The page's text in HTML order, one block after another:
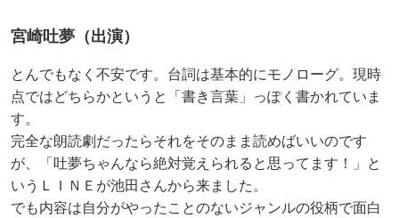
宮崎吐夢（出演）
とんでもなく不安です。台詞は基本的にモノローグ。現時
点ではどちらかというと「書き言葉」っぽく書かれていま
す。
完全な朗読劇だったらそれをそのまま読めばいいのです
が、「吐夢ちゃんなら絶対覚えられると思ってます！」と
いうＬＩＮＥが池田さんから来ました。
でも内容は自分がやったことのないジャンルの役柄で面白